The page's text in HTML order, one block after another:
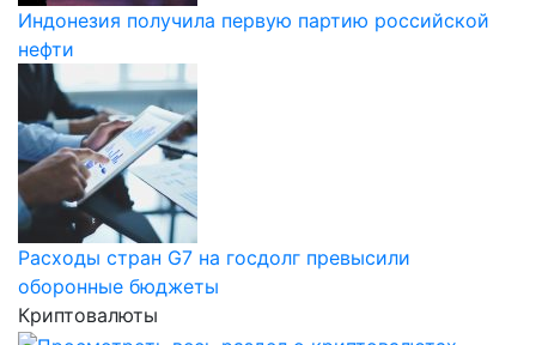
Индонезия получила первую партию российской
нефти
Расходы стран G7 на госдолг превысили
оборонные бюджеты
Криптовалюты